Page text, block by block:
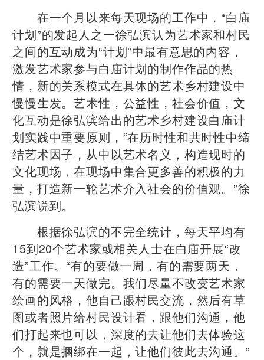
在一个月以来每天现场的工作中，“白庙
计划”的发起人之一徐弘滨认为艺术家和村民
之间的互动成为“计划”中最有意思的内容，
激发艺术家参与白庙计划的制作作品的热
情，新的关系模式在具体的艺术乡村建设中
慢慢生发。艺术性，公益性，社会价值，文
化互动是徐弘滨给出的艺术乡村建设白庙计
划实践中重要原则，“在历时性和共时性中缔
结艺术因子，从中以艺术名义，构造现时的
文化现场，在现场中集合更多善的积极的力
量，打造新一轮艺术介入社会的价值观。”徐
弘滨说到。
根据徐弘滨的不完全统计，每天平均有
15到20个艺术家或相关人士在白庙开展“改
造”工作。“有的要做一周，有的需要两天，
有的需要一天做完。我们尽量不改变艺术家
绘画的风格，他自己跟村民交流，然后有草
图或者照片给村民设计看，跟他们沟通，他
们打起来也可以，深度的去让他们去体验这
个，就是捆绑在一起，让他们彼此去沟通。”